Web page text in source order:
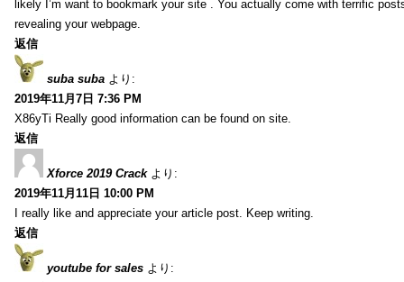
likely I’m want to bookmark your site . You actually come with terrific
revealing your webpage.
返信
suba suba より:
2019年11月7日 7:36 PM
X86yTi Really good information can be found on site.
返信
Xforce 2019 Crack より:
2019年11月11日 10:00 PM
I really like and appreciate your article post. Keep writing.
返信
youtube for sales より: